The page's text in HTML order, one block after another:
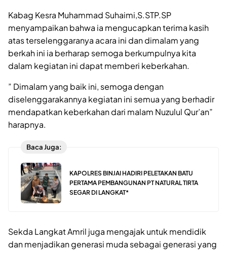
Kabag Kesra Muhammad Suhaimi,S.STP.SP
menyampaikan bahwa ia mengucapkan terima kasih
atas terselenggaranya acara ini dan dimalam yang
berkah ini ia berharap semoga berkumpulnya kita
dalam kegiatan ini dapat memberi keberkahan.
” Dimalam yang baik ini, semoga dengan
diselenggarakannya kegiatan ini semua yang berhadir
mendapatkan keberkahan dari malam Nuzulul Qur’an”
harapnya.
Baca Juga:
KAPOLRES BINJAI HADIRI PELETAKAN BATU
PERTAMA PEMBANGUNAN PT NATURAL TIRTA
SEGAR DI LANGKAT*
Sekda Langkat Amril juga mengajak untuk mendidik
dan menjadikan generasi muda sebagai generasi yang